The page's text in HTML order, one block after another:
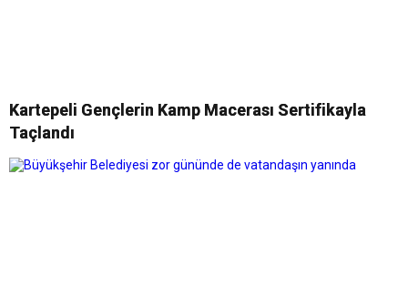
Kartepeli Gençlerin Kamp Macerası Sertifikayla
Taçlandı